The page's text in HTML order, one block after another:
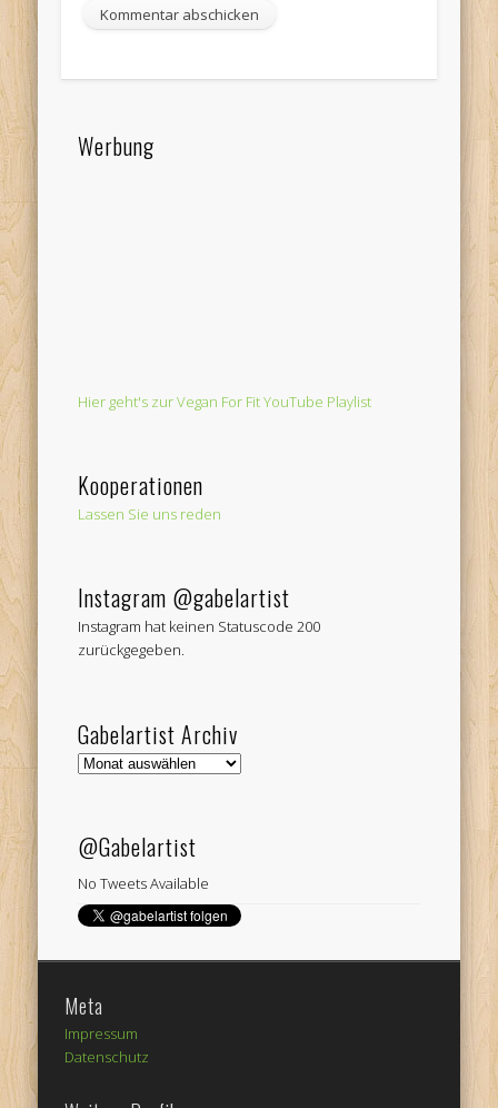
Werbung
Hier geht's zur Vegan For Fit YouTube Playlist
Kooperationen
Lassen Sie uns reden
Instagram @gabelartist
Instagram hat keinen Statuscode 200
zurückgegeben.
Gabelartist Archiv
Gabelartist
@Gabelartist
No Tweets Available
Meta
Impressum
Datenschutz